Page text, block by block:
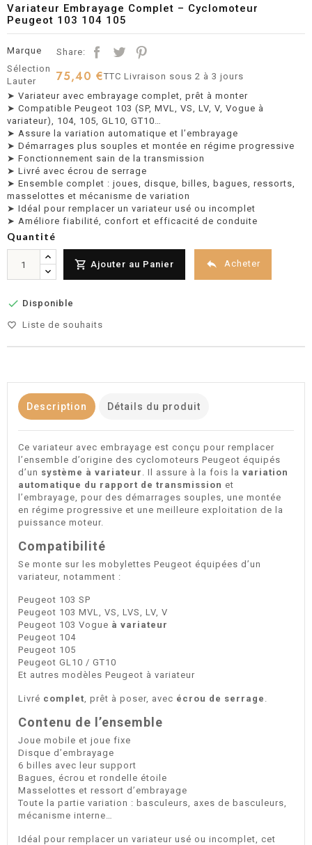
Variateur Embrayage Complet – Cyclomoteur
Peugeot 103 104 105
Marque
Sélection
Lauter
Share:
75,40 €TTCLivraison sous 2 à 3 jours
➤ Variateur avec embrayage complet, prêt à monter
➤ Compatible Peugeot 103 (SP, MVL, VS, LV, V, Vogue à
variateur), 104, 105, GL10, GT10…
➤ Assure la variation automatique et l’embrayage
➤ Démarrages plus souples et montée en régime progressive
➤ Fonctionnement sain de la transmission
➤ Livré avec écrou de serrage
➤ Ensemble complet : joues, disque, billes, bagues, ressorts,
masselottes et mécanisme de variation
➤ Idéal pour remplacer un variateur usé ou incomplet
➤ Améliore fiabilité, confort et efficacité de conduite
Quantité
 Ajouter au Panier  Acheter
 Disponible
favorite_border Liste de souhaits
Description Détails du produit
Ce variateur avec embrayage est conçu pour remplacer
l’ensemble d’origine des cyclomoteurs Peugeot équipés
d’un système à variateur . Il assure à la fois la variation
automatique du rapport de transmission et
l’embrayage, pour des démarrages souples, une montée
en régime progressive et une meilleure exploitation de la
puissance moteur.
Compatibilité
Se monte sur les mobylettes Peugeot équipées d’un
variateur, notamment :
Peugeot 103 SP
Peugeot 103 MVL, VS, LVS, LV, V
Peugeot 103 Vogue à variateur
Peugeot 104
Peugeot 105
Peugeot GL10 / GT10
Et autres modèles Peugeot à variateur
Livré complet , prêt à poser, avec écrou de serrage
Contenu de l’ensemble
Joue mobile et joue fixe
Disque d’embrayage
6 billes avec leur support
Bagues, écrou et rondelle étoile
Masselottes et ressort d’embrayage
Toute la partie variation : basculeurs, axes de basculeurs,
mécanisme interne…
Idéal pour remplacer un variateur usé ou incomplet, cet